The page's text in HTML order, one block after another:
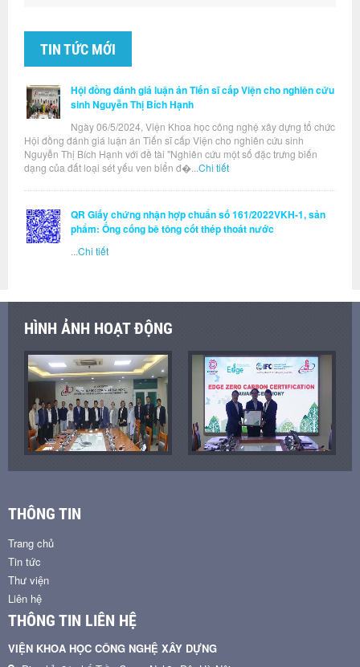
TIN TỨC MỚI
Hội đồng đánh giá luận án Tiến sĩ cấp Viện cho nghiên cứu
sinh Nguyễn Thị Bích Hạnh
Ngày 06/5/2024, Viện Khoa học công nghệ xây dựng tổ chức
Hội đồng đánh giá luận án Tiến sĩ cấp Viện cho nghiên cứu sinh
Nguyễn Thị Bích Hạnh với đề tài "Nghiên cứu một số đặc trưng biến
dạng của đất loại sét yếu ven biển đ�... Chi tiết
QR Giấy chứng nhận hợp chuẩn số 161/2022VKH-1, sản
phẩm: Ống cống bê tông cốt thép thoát nước
Chi tiết
HÌNH ẢNH HOẠT ĐỘNG
THÔNG TIN
Trang chủ
Tin tức
Thư viện
Liên hệ
THÔNG TIN LIÊN HỆ
VIỆN KHOA HỌC CÔNG NGHỆ XÂY DỰNG